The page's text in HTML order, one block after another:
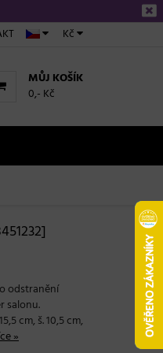
Kč
MŮJ KOŠÍK
0,- Kč
odstranění
salonu.
cm, š. 10,5 cm,
»